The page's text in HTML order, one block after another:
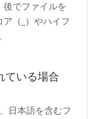
後でファイルを
（_）やハイフ
ている場合
日本語を含むフ